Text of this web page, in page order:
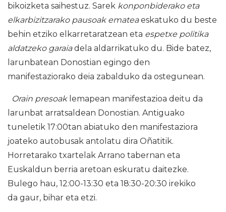
bikoizketa saihestuz. Sarek konponbiderako eta
elkarbizitzarako pausoak emateaeskatuko du beste
behin etziko elkarretaratzean eta espetxe politika
aldatzeko garaiadela aldarrikatuko du. Bide batez,
larunbatean Donostian egingo den
manifestaziorako deia zabalduko da ostegunean.
Orain presoaklemapean manifestazioa deitu da
larunbat arratsaldean Donostian. Antiguako
tuneletik 17:00tan abiatuko den manifestaziora
joateko autobusak antolatu dira Oñatitik.
Horretarako txartelak Arrano tabernan eta
Euskaldun berria aretoan eskuratu daitezke.
Bulego hau, 12:00-13:30 eta 18:30-20:30 irekiko
da gaur, bihar eta etzi.